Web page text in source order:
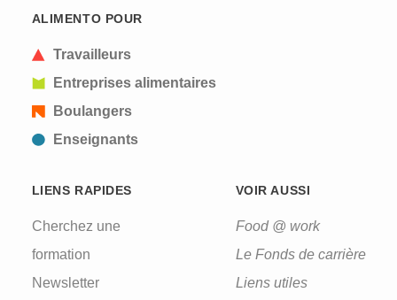
ALIMENTO POUR
Travailleurs
Entreprises alimentaires
Boulangers
Enseignants
LIENS RAPIDES
Cherchez une
formation
Newsletter
VOIR AUSSI
Food @ work
Le Fonds de carrière
Liens utiles